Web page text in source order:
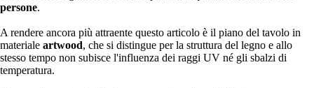
persone.
A rendere ancora più attraente questo articolo è il piano del tavolo in
materiale artwood, che si distingue per la struttura del legno e allo
stesso tempo non subisce l'influenza dei raggi UV né gli sbalzi di
temperatura.